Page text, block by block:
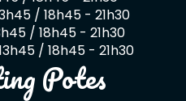
/ 18h45 - 21h30
/ 18h45 - 21h30
/ 18h45 - 21h30
Potes